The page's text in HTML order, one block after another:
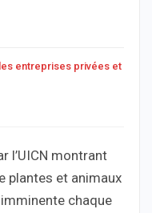
entreprises privées et
l’UICN montrant
plantes et animaux
chaque